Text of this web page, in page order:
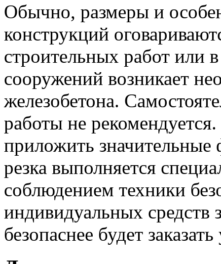
Обычно, размеры и
конструкций
строительных работ или
сооружений возникает
железобетона.
работы не
приложить
резка выполняется
соблюдением техники
индивидуальных средств
безопаснее будет